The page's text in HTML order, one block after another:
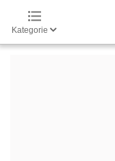
Kategorie